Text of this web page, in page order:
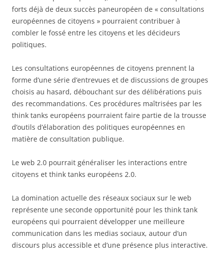
forts déjà de deux succès paneuropéen de « consultations
européennes de citoyens » pourraient contribuer à
combler le fossé entre les citoyens et les décideurs
politiques.
Les consultations européennes de citoyens prennent la
forme d’une série d’entrevues et de discussions de groupes
choisis au hasard, débouchant sur des délibérations puis
des recommandations. Ces procédures maîtrisées par les
think tanks européens pourraient faire partie de la trousse
d’outils d’élaboration des politiques européennes en
matière de consultation publique.
Le web 2.0 pourrait généraliser les interactions entre
citoyens et think tanks européens 2.0.
La domination actuelle des réseaux sociaux sur le web
représente une seconde opportunité pour les think tank
européens qui pourraient développer une meilleure
communication dans les medias sociaux, autour d’un
discours plus accessible et d’une présence plus interactive.